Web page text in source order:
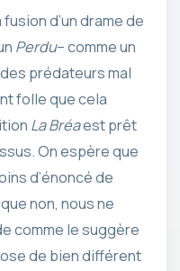
d’un drame de
Perdu– comme un
prédateurs mal
folle que cela
La Bréaest prêt
On espère que
d’énoncé de
non, nous ne
comme le suggère
de bien différent